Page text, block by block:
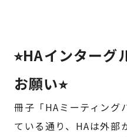
⭐︎HAインターグ
お願い⭐︎
冊子「HAミーティング
ている通り、HAは外部